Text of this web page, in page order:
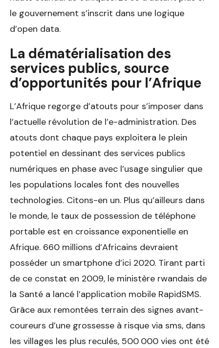
le gouvernement s’inscrit dans une logique
d’open data.
La dématérialisation des
services publics, source
d’opportunités pour l’Afrique
L’Afrique regorge d’atouts pour s’imposer dans
l’actuelle révolution de l’e-administration. Des
atouts dont chaque pays exploitera le plein
potentiel en dessinant des services publics
numériques en phase avec l’usage singulier que
les populations locales font des nouvelles
technologies. Citons-en un. Plus qu’ailleurs dans
le monde, le taux de possession de téléphone
portable est en croissance exponentielle en
Afrique. 660 millions d’Africains devraient
posséder un smartphone d’ici 2020. Tirant parti
de ce constat en 2009, le ministère rwandais de
la Santé a lancé l’application mobile RapidSMS.
Grâce aux remontées terrain des signes avant-
coureurs d’une grossesse à risque via sms, dans
les villages les plus reculés, 500 000 vies ont été